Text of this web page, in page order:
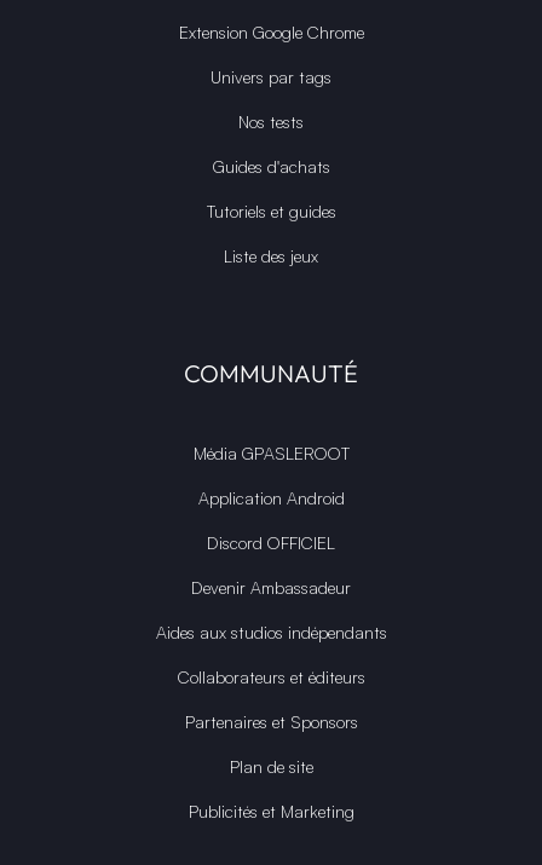
Extension Google Chrome
Univers par tags
Nos tests
Guides d'achats
Tutoriels et guides
Liste des jeux
COMMUNAUTÉ
Média GPASLEROOT
Application Android
Discord OFFICIEL
Devenir Ambassadeur
Aides aux studios indépendants
Collaborateurs et éditeurs
Partenaires et Sponsors
Plan de site
Publicités et Marketing